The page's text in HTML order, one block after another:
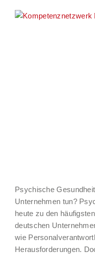
Inhalt
Psychische
Unternehmen tun?
heute zu den
deutschen
wie
Herausforderungen.